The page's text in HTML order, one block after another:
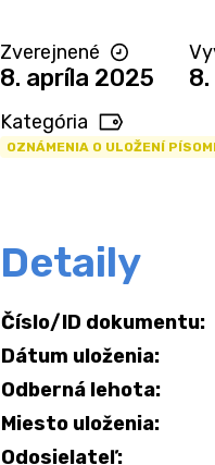
Zverejnené
8. apríla 2025
Kategória
OZNÁMENIA O ULOŽENÍ
Detaily
Číslo/ID dokumentu:
Dátum uloženia:
Odberná lehota:
Miesto uloženia:
Odosielateľ: